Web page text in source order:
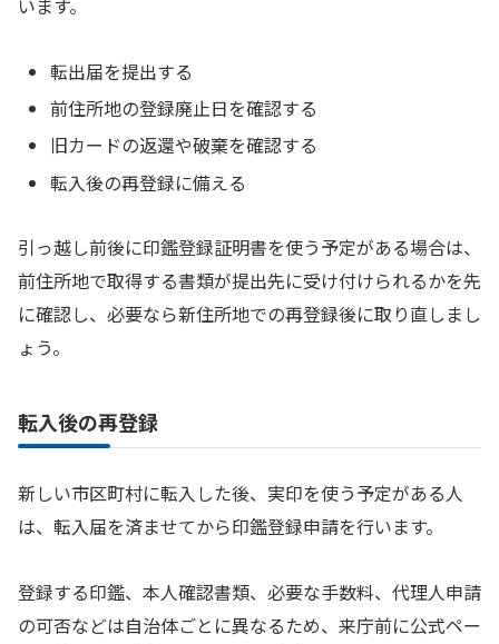
います。
転出届を提出する
前住所地の登録廃止日を確認する
旧カードの返還や破棄を確認する
転入後の再登録に備える
引っ越し前後に印鑑登録証明書を使う予定がある場合は、
前住所地で取得する書類が提出先に受け付けられるかを先
に確認し、必要なら新住所地での再登録後に取り直しまし
ょう。
転入後の再登録
新しい市区町村に転入した後、実印を使う予定がある人
は、転入届を済ませてから印鑑登録申請を行います。
登録する印鑑、本人確認書類、必要な手数料、代理人申請
の可否などは自治体ごとに異なるため、来庁前に公式ペー